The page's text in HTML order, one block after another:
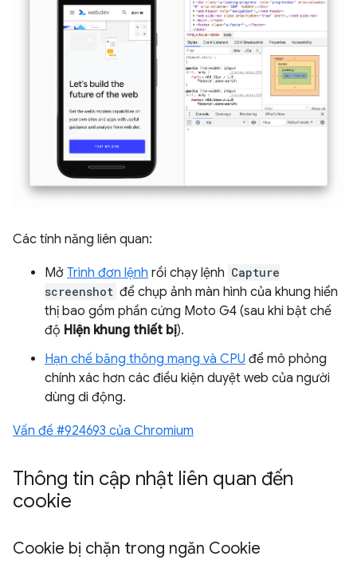
Các tính năng liên quan:
Mở Trình đơn lệnh rồi chạy lệnh Capture
screenshot để chụp ảnh màn hình của khung hiển
thị bao gồm phần cứng Moto G4 (sau khi bật chế
độ Hiện khung thiết bị).
Hạn chế băng thông mạng và CPU để mô phỏng
chính xác hơn các điều kiện duyệt web của người
dùng di động.
Vấn đề #924693 của Chromium
Thông tin cập nhật liên quan đến
cookie
Cookie bị chặn trong ngăn Cookie